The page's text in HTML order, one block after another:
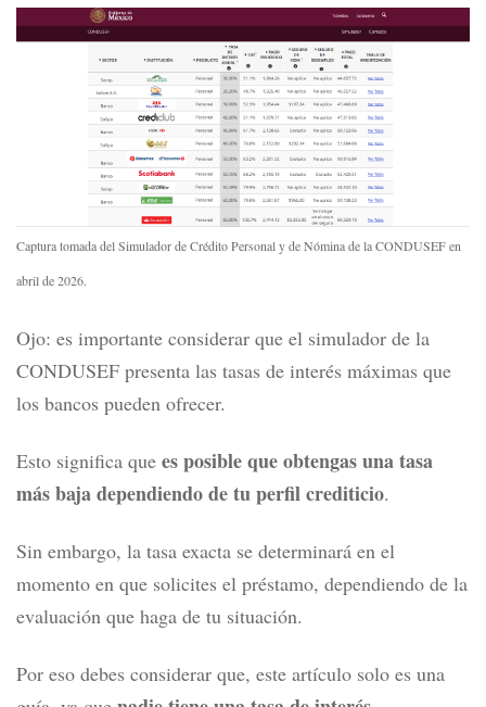
Captura tomada del Simulador de Crédito Personal y de Nómina de la CONDUSEF en
abril de 2026.
Ojo: es importante considerar que el simulador de la
CONDUSEF presenta las tasas de interés máximas que
los bancos pueden ofrecer.
Esto significa que es posible que obtengas una tasa
más baja dependiendo de tu perfil crediticio.
Sin embargo, la tasa exacta se determinará en el
momento en que solicites el préstamo, dependiendo de la
evaluación que haga de tu situación.
Por eso debes considerar que, este artículo solo es una